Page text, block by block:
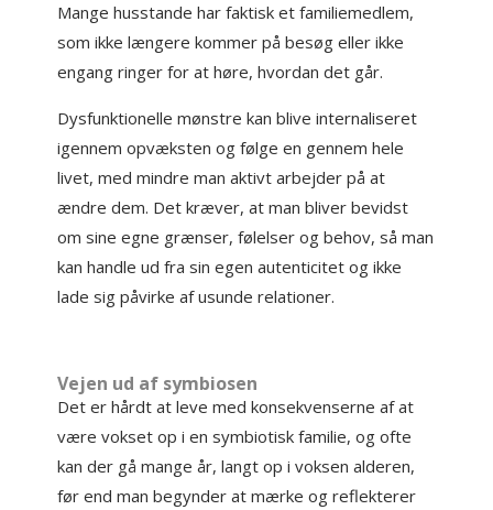
Mange husstande har faktisk et familiemedlem,
som ikke længere kommer på besøg eller ikke
engang ringer for at høre, hvordan det går.
Dysfunktionelle mønstre kan blive internaliseret
igennem opvæksten og følge en gennem hele
livet, med mindre man aktivt arbejder på at
ændre dem. Det kræver, at man bliver bevidst
om sine egne grænser, følelser og behov, så man
kan handle ud fra sin egen autenticitet og ikke
lade sig påvirke af usunde relationer.
Vejen ud af symbiosen
Det er hårdt at leve med konsekvenserne af at
være vokset op i en symbiotisk familie, og ofte
kan der gå mange år, langt op i voksen alderen,
før end man begynder at mærke og reflekterer